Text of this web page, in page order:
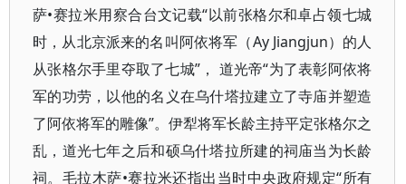
萨•赛拉米用察合台文记载“以前张格尔和卓占领七城
时，从北京派来的名叫阿依将军（Ay Jiangjun）的人
从张格尔手里夺取了七城”， 道光帝“为了表彰阿依将
军的功劳，以他的名义在乌什塔拉建立了寺庙并塑造
了阿依将军的雕像”。伊犁将军长龄主持平定张格尔之
乱，道光七年之后和硕乌什塔拉所建的祠庙当为长龄
祠。毛拉木萨•赛拉米还指出当时中央政府规定“所有